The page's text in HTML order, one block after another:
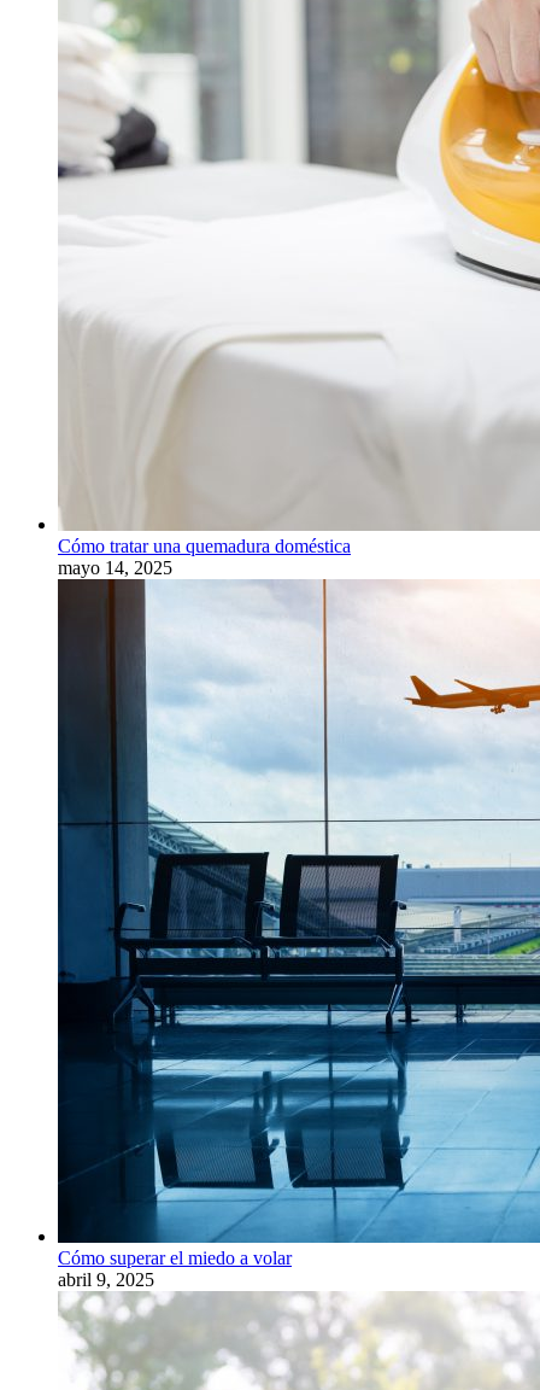
Cómo tratar una quemadura doméstica
mayo 14, 2025
Cómo superar el miedo a volar
abril 9, 2025